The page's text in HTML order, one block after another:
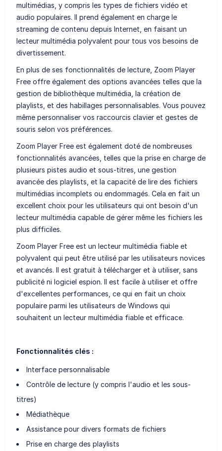
multimédias, y compris les types de fichiers vidéo et
audio populaires. Il prend également en charge le
streaming de contenu depuis Internet, en faisant un
lecteur multimédia polyvalent pour tous vos besoins de
divertissement.
En plus de ses fonctionnalités de lecture, Zoom Player
Free offre également des options avancées telles que la
gestion de bibliothèque multimédia, la création de
playlists, et des habillages personnalisables. Vous pouvez
même personnaliser vos raccourcis clavier et gestes de
souris selon vos préférences.
Zoom Player Free est également doté de nombreuses
fonctionnalités avancées, telles que la prise en charge de
plusieurs pistes audio et sous-titres, une gestion
avancée des playlists, et la capacité de lire des fichiers
multimédias incomplets ou endommagés. Cela en fait un
excellent choix pour les utilisateurs qui ont besoin d'un
lecteur multimédia capable de gérer même les fichiers les
plus difficiles.
Zoom Player Free est un lecteur multimédia fiable et
polyvalent qui peut être utilisé par les utilisateurs novices
et avancés. Il est gratuit à télécharger et à utiliser, sans
publicité ni logiciel espion. Il est facile à utiliser et offre
d'excellentes performances, ce qui en fait un choix
populaire parmi les utilisateurs de Windows qui
souhaitent un lecteur multimédia fiable et efficace.
Fonctionnalités clés :
Interface personnalisable
Contrôle de lecture (y compris l'audio et les sous-
titres)
Médiathèque
Assistance pour divers formats de fichiers
Prise en charge des playlists